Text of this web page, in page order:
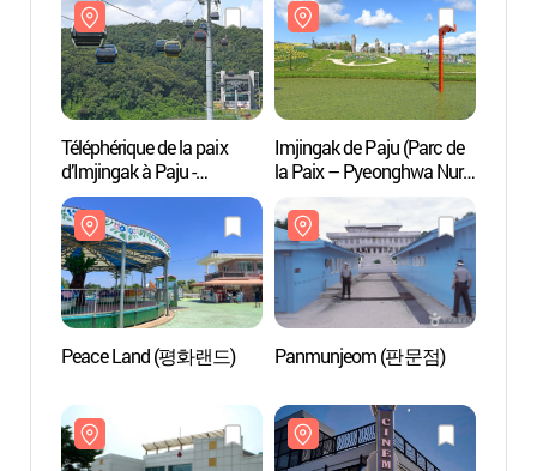
Téléphérique de la paix
d’Imjingak à Paju -
Téléphérique DMZ de Paju
(파주 임진각평화곤돌라 -
파주 DMZ 곤돌라)
Imjingak de Paju (Parc de
la Paix – Pyeonghwa Nuri)
(파주 임진각
(평화누리공원))
Peace Land (평화랜드) Panmunjeom (판문점)